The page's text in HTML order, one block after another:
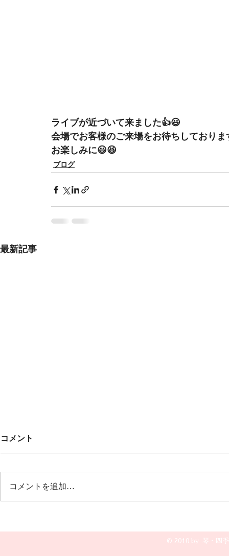
ライブが近づいて来ました👍😃
会場でお客様のご来場をお待ちしてお
お楽しみに😃😆
ブログ
最新記事
Untitled
オープニング 冬の荒波から🎵風
で すごく盛り上がりました💖💖
💖
コメント
コメントを追加…
© 2010 by 琴・四